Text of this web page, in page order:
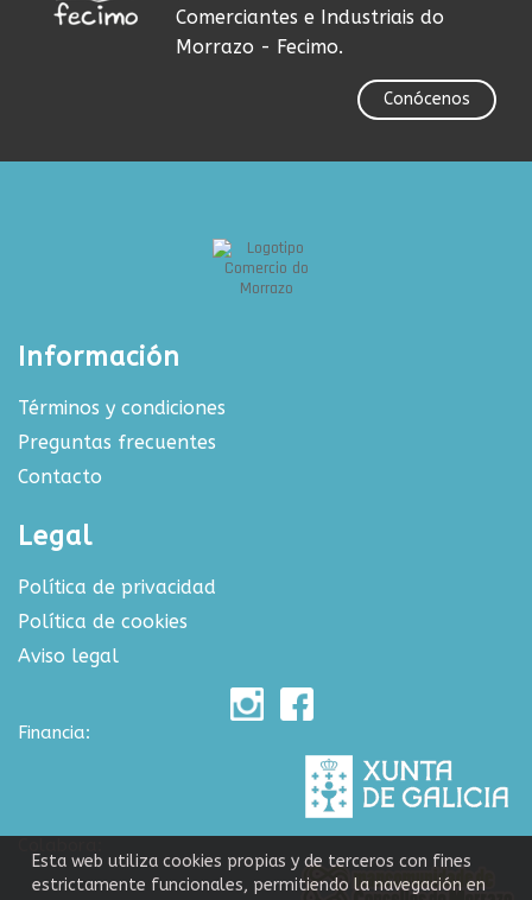
Comerciantes e Industriais do
Morrazo - Fecimo.
Conócenos
Información
Términos y condiciones
Preguntas frecuentes
Contacto
Legal
Política de privacidad
Política de cookies
Aviso legal
Financia:
Esta web utiliza cookies propias y de terceros con fines
estrictamente funcionales, permitiendo la navegación en